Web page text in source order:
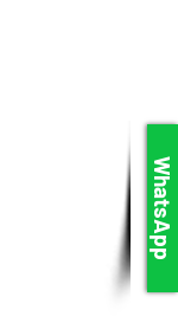
WhatsApp